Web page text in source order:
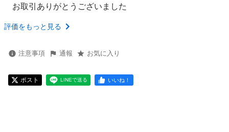
お取引ありがとうございました
評価をもっと見る
注意事項 通報 お気に入り
ポスト LINEで送る いいね！